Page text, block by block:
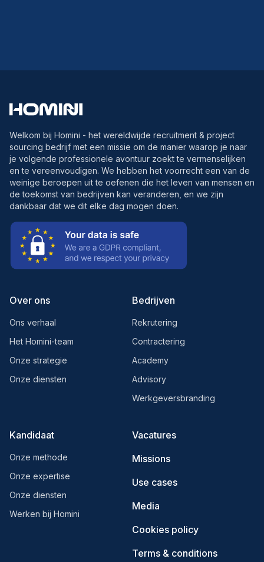
Welkom bij Homini - het wereldwijde recruitment & project
sourcing bedrijf met een missie om de manier waarop je naar
je volgende professionele avontuur zoekt te vermenselijken
en te vereenvoudigen. We hebben het voorrecht een van de
weinige beroepen uit te oefenen die het leven van mensen en
de toekomst van bedrijven kan veranderen, en we zijn
dankbaar dat we dit elke dag mogen doen.
Over ons
Ons verhaal
Het Homini-team
Onze strategie
Onze diensten
Bedrijven
Rekrutering
Contractering
Academy
Advisory
Werkgeversbranding
Kandidaat
Onze methode
Onze expertise
Onze diensten
Werken bij Homini
Vacatures
Missions
Use cases
Media
Cookies policy
Terms & conditions